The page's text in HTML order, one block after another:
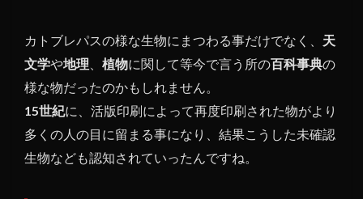
カトブレパスの様な生物にまつわる事だけでなく、 天
文学や地理 植物に関して等今で言う所の百科事典の
様な物だったのかもしれません。
15世紀に、活版印刷によって再度印刷された物がより
多くの人の目に留まる事になり、結果こうした未確認
生物なども認知されていったんですね。